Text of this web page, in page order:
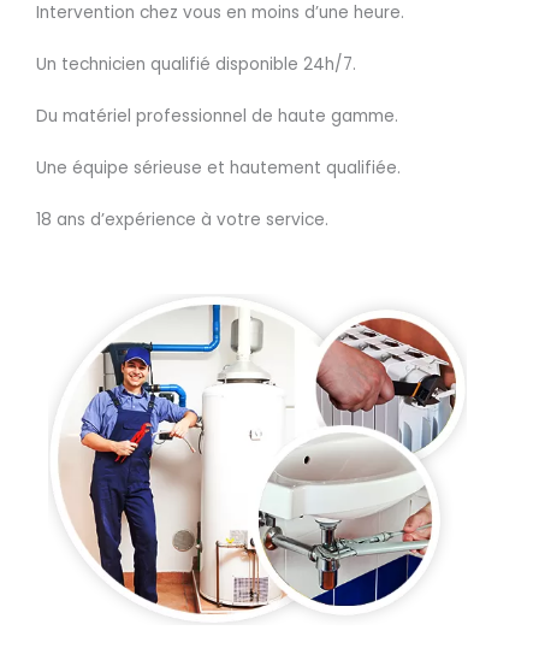
Intervention chez vous en moins d’une heure.
Un technicien qualifié disponible 24h/7.
Du matériel professionnel de haute gamme.
Une équipe sérieuse et hautement qualifiée.
18 ans d’expérience à votre service.